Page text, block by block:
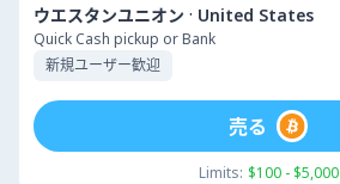
ウエスタンユニオン · United States
Quick Cash pickup or Bank
新規ユーザー歓迎
Limits: $100 - $5,000
売る